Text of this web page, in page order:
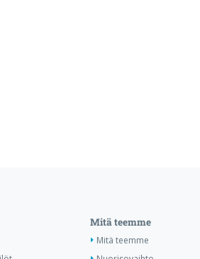
Mitä teemme
Mitä teemme